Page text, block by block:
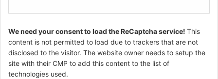
We need your consent to load the ReCaptcha service! This
content is not permitted to load due to trackers that are not
disclosed to the visitor. The website owner needs to setup the
site with their CMP to add this content to the list of
technologies used.